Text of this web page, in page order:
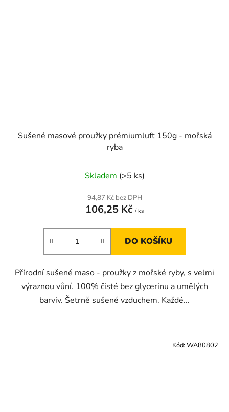
Sušené masové proužky prémiumluft 150g - mořská
ryba
Skladem (>5 ks)
94,87 Kč bez DPH
106,25 Kč / ks
DO KOŠÍKU
Přírodní sušené maso - proužky z mořské ryby, s velmi
výraznou vůní. 100% čisté bez glycerinu a umělých
barviv. Šetrně sušené vzduchem. Každé...
Kód: WA80802